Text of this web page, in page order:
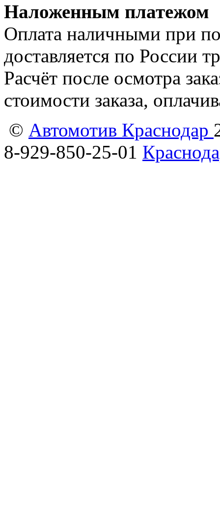
Наложенным платежом
Оплата наличными при
доставляется по России
Расчёт после осмотра
стоимости заказа,
© Автомотив Краснодар
8-929-850-25-01